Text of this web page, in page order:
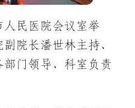
人民医院会议室举
院长潘世林主持、
门领导、科室负责